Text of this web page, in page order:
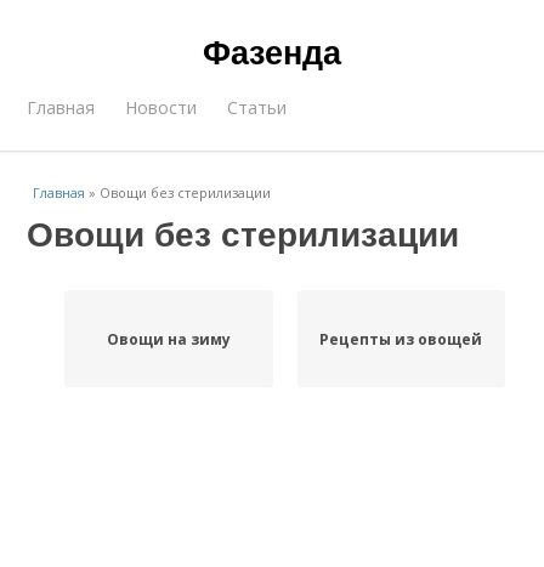
Фазенда
Главная Новости Статьи
Главная » Овощи без стерилизации
Овощи без стерилизации
Овощи на зиму Рецепты из овощей